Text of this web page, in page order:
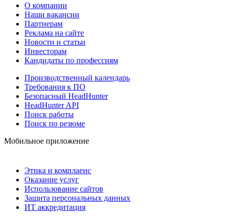
О компании
Наши вакансии
Партнерам
Реклама на сайте
Новости и статьи
Инвесторам
Кандидаты по профессиям
Производственный календарь
Требования к ПО
Безопасный HeadHunter
HeadHunter API
Поиск работы
Поиск по резюме
Мобильное приложение
Этика и комплаенс
Оказание услуг
Использование сайтов
Защита персональных данных
ИТ аккредитация